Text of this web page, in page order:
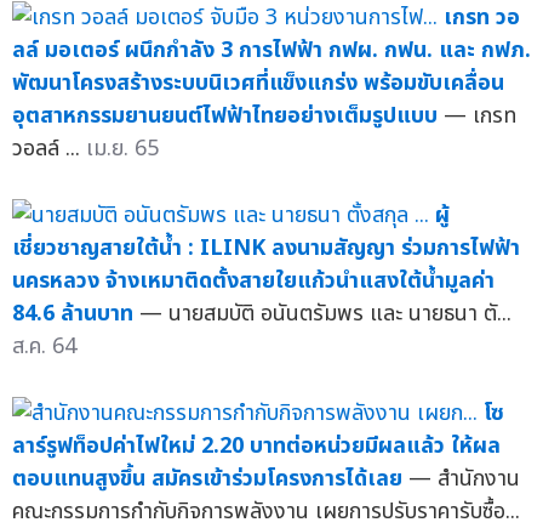
เกรท วอ
ลล์ มอเตอร์ ผนึกกำลัง 3 การไฟฟ้า กฟผ. กฟน. และ กฟภ.
พัฒนาโครงสร้างระบบนิเวศที่แข็งแกร่ง พร้อมขับเคลื่อน
อุตสาหกรรมยานยนต์ไฟฟ้าไทยอย่างเต็มรูปแบบ — เกรท
วอลล์ ... เม.ย. 65
ผู้
เชี่ยวชาญสายใต้น้ำ : ILINK ลงนามสัญญา ร่วมการไฟฟ้า
นครหลวง จ้างเหมาติดตั้งสายใยแก้วนำแสงใต้น้ำมูลค่า
84.6 ล้านบาท — นายสมบัติ อนันตรัมพร และ นายธนา ตั...
ส.ค. 64
โซ
ลาร์รูฟท็อปค่าไฟใหม่ 2.20 บาทต่อหน่วยมีผลแล้ว ให้ผล
ตอบแทนสูงขึ้น สมัครเข้าร่วมโครงการได้เลย — สำนักงาน
คณะกรรมการกำกับกิจการพลังงาน เผยการปรับราคารับซื้อ...